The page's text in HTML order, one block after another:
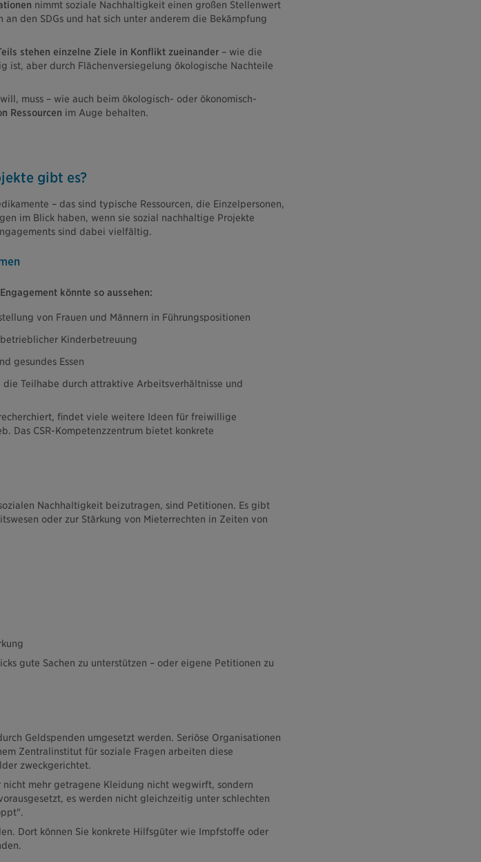
nimmt soziale Nachhaltigkeit einen großen Stellenwert
den SDGs und hat sich unter anderem die Bekämpfung
stehen einzelne Ziele in Konflikt zueinander – wie die
ist, aber durch Flächenversiegelung ökologische Nachteile
muss – wie auch beim ökologisch- oder ökonomisch-
Ressourcen im Auge behalten.
gibt es?
– das sind typische Ressourcen, die Einzelpersonen,
im Blick haben, wenn sie sozial nachhaltige Projekte
sind dabei vielfältig.
könnte so aussehen:
von Frauen und Männern in Führungspositionen
Kinderbetreuung
gesundes Essen
Teilhabe durch attraktive Arbeitsverhältnisse und
findet viele weitere Ideen für freiwillige
Das CSR-Kompetenzzentrum bietet konkrete
Nachhaltigkeit beizutragen, sind Petitionen. Es gibt
oder zur Stärkung von Mieterrechten in Zeiten von
gute Sachen zu unterstützen – oder eigene Petitionen zu
Geldspenden umgesetzt werden. Seriöse Organisationen
Zentralinstitut für soziale Fragen arbeiten diese
zweckgerichtet.
mehr getragene Kleidung nicht wegwirft, sondern
es werden nicht gleichzeitig unter schlechten
Dort können Sie konkrete Hilfsgüter wie Impfstoffe oder